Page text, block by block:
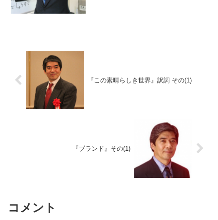
『この素晴らしき世界』訳詞 その(1)
『ブランド』その(1)
コメント